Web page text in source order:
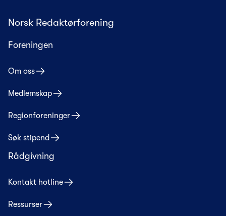
Norsk Redaktørforening
Foreningen
Om oss
Medlemskap
Regionforeninger
Søk stipend
Rådgivning
Kontakt hotline
Ressurser